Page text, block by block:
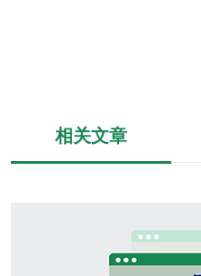
相关文章